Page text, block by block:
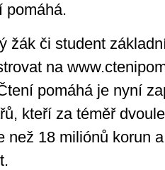
pomáhá.
žák či student
na
pomáhá je nyní
kteří za téměř
než 18 miliónů korun